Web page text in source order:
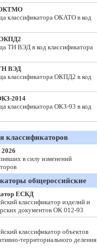
классификатора ОКАТО в код
ТН ВЭД в код классификатора
ВЭД
классификатора ОКПД2 в код
2014
классификатора ОКЗ-93 в код
классификаторов
в силу изменений
общероссийские
ЕСКД
классификатор изделий и
документов ОК 012-93
классификатор объектов
территориального деления